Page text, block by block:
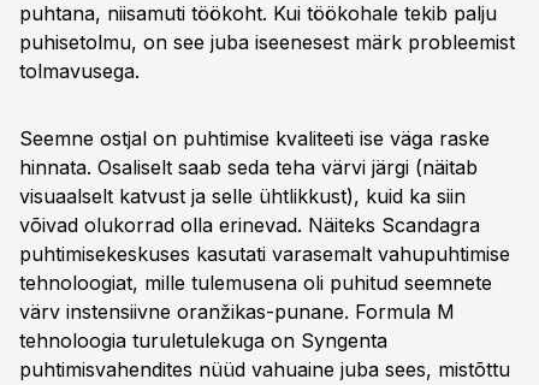
puhtana, niisamuti töökoht. Kui töökohale tekib palju
puhisetolmu, on see juba iseenesest märk probleemist
tolmavusega.
Seemne ostjal on puhtimise kvaliteeti ise väga raske
hinnata. Osaliselt saab seda teha värvi järgi (näitab
visuaalselt katvust ja selle ühtlikkust), kuid ka siin
võivad olukorrad olla erinevad. Näiteks Scandagra
puhtimisekeskuses kasutati varasemalt vahupuhtimise
tehnoloogiat, mille tulemusena oli puhitud seemnete
värv instensiivne oranžikas-punane. Formula M
tehnoloogia turuletulekuga on Syngenta
puhtimisvahendites nüüd vahuaine juba sees, mistõttu